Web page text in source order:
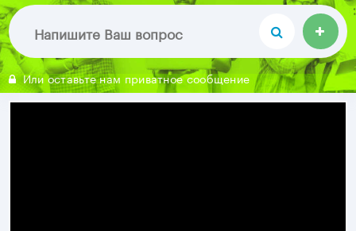
Или оставьте нам приватное сообщение